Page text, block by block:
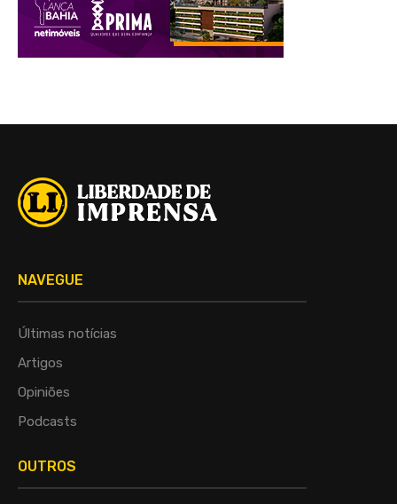
NAVEGUE
Últimas notícias
Artigos
Opiniões
Podcasts
OUTROS